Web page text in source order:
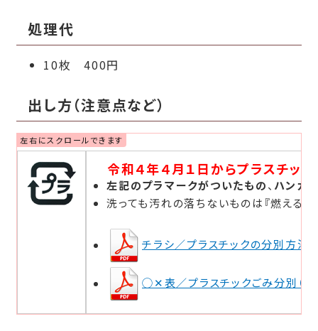
処理代
10枚 400円
出し方（注意点など）
令和４年４月１日からプラスチッ
左記のプラマークがついたもの、 ハンガ
洗っても汚れの落ちないものは『燃えるご
チラシ／プラスチックの分別方法
◯✕表／プラスチックごみ分別（